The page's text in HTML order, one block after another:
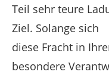
Teil sehr teure
Ziel. Solange sich
diese Fracht in
besondere